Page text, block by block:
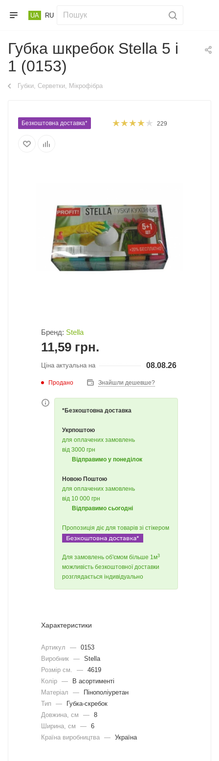
UA RU
Губка шкребок Stella 5 і
1 (0153)
Губки, Серветки, Мікрофібра
Безкоштовна доставка* 229
Бренд: Stella
11,59 грн.
Ціна актуальна на 08.08.26
Продано Знайшли дешевше?
*Безкоштовна доставка
Укрпоштою
для оплачених замовлень
від 3000 грн
Відправимо у понеділок
Новою Поштою
для оплачених замовлень
від 10 000 грн
Відправимо сьогодні
Пропозиція діє для товарів зі стікером
Для замовлень об'ємом більше 1м3
можливість безкоштовної доставки
розглядається індивідуально
Характеристики
Артикул — 0153
Виробник — Stella
Розмір см.
— 4619
Колір —
В асортименті
Матеріал
—
Пінополіуретан
Тип
—
Губка-скребок
Довжина, cм
— 8
Ширина, cм
— 6
Країна виробництва — Україна